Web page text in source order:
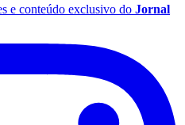
e conteúdo exclusivo do Jornal